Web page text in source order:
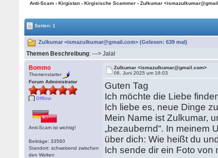
Anti-Scam› Kirgistan› Kirgisische Scammer› Zulkumar
Seiten: 1
Zulkumar <ismazulkumar@gmail.com> (Gelesen: 639 mal)
Themen Beschreibung: ---> Jalal
Bommo
Themenstarter
Forum Administrator
Offline
Anti-Scam ist wichtig!
Beiträge: 33560
Standort: schwebend zwischen
den Welten
Zulkumar <ismazulkumar@gmail.com>
06. Juni 2025 um 16:03
Guten Tag
Ich möchte die Liebe
Ich liebe es, neue Dinge
Mein Name ist Zulkumar,
„bezaubernd“. In meinem
über dich: Wie heißt du
Ich sende dir ein Foto von